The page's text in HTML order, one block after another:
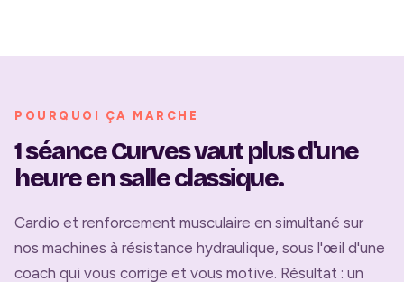
POURQUOI ÇA MARCHE
1 séance Curves vaut plus d'une
heure en salle classique.
Cardio et renforcement musculaire en simultané sur
nos machines à résistance hydraulique, sous l'œil d'une
coach qui vous corrige et vous motive. Résultat : un